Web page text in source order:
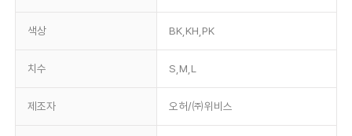
색상 BK,KH,PK
치수 S,M,L
제조자 오허/㈜위비스